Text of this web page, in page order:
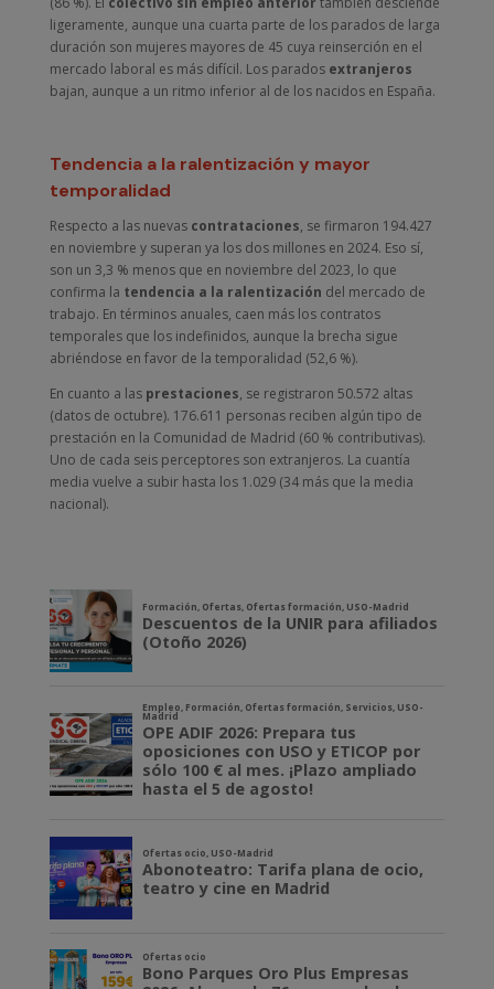
ligeramente, aunque una cuarta parte de los parados de larga
duración son mujeres mayores de 45 cuya reinserción en el
mercado laboral es más difícil. Los parados extranjeros
bajan, aunque a un ritmo inferior al de los nacidos en España.
Tendencia a la ralentización y mayor
temporalidad
Respecto a las nuevas contrataciones, se firmaron 194.427
en noviembre y superan ya los dos millones en 2024. Eso sí,
son un 3,3 % menos que en noviembre del 2023, lo que
confirma la tendencia a la ralentización del mercado de
trabajo. En términos anuales, caen más los contratos
temporales que los indefinidos, aunque la brecha sigue
abriéndose en favor de la temporalidad (52,6 %).
En cuanto a las prestaciones, se registraron 50.572 altas
(datos de octubre). 176.611 personas reciben algún tipo de
prestación en la Comunidad de Madrid (60 % contributivas).
Uno de cada seis perceptores son extranjeros. La cuantía
media vuelve a subir hasta los 1.029 (34 más que la media
nacional).